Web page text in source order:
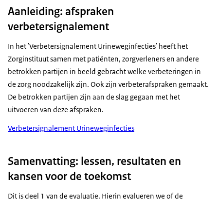
Aanleiding: afspraken
verbetersignalement
In het 'Verbetersignalement Urineweginfecties' heeft het
Zorginstituut samen met patiënten, zorgverleners en andere
betrokken partijen in beeld gebracht welke verbeteringen in
de zorg noodzakelijk zijn. Ook zijn verbeterafspraken gemaakt.
De betrokken partijen zijn aan de slag gegaan met het
uitvoeren van deze afspraken.
Verbetersignalement Urineweginfecties
Samenvatting: lessen, resultaten en
kansen voor de toekomst
Dit is deel 1 van de evaluatie. Hierin evalueren we of de